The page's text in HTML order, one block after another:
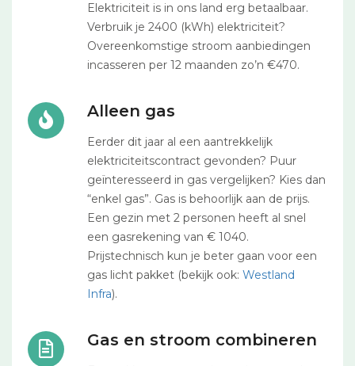
Elektriciteit is in ons land erg betaalbaar.
Verbruik je 2400 (kWh) elektriciteit?
Overeenkomstige stroom aanbiedingen
incasseren per 12 maanden zo’n €470.
Alleen gas
Eerder dit jaar al een aantrekkelijk
elektriciteitscontract gevonden? Puur
geïnteresseerd in gas vergelijken? Kies dan
“enkel gas”. Gas is behoorlijk aan de prijs.
Een gezin met 2 personen heeft al snel
een gasrekening van € 1040.
Prijstechnisch kun je beter gaan voor een
gas licht pakket (bekijk ook: Westland
Infra).
Gas en stroom combineren